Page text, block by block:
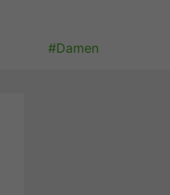
#Damen